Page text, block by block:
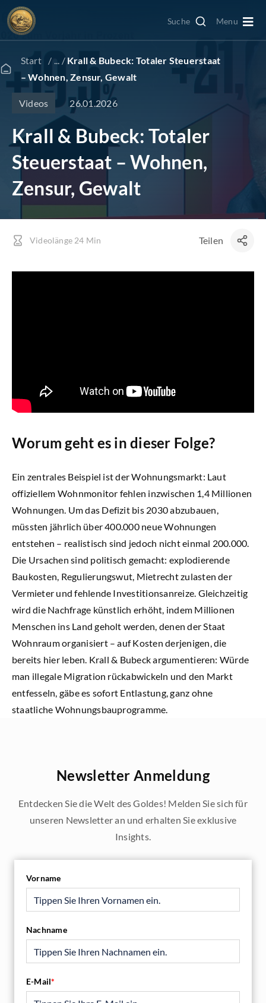
Zum
Inhalt
springen
Suche Menu
Edelmetall kaufen
Edelmetall verkaufen
Goldkonto
Kurse & Charts
Start / ... / Krall & Bubeck: Totaler Steuerstaat
– Wohnen, Zensur, Gewalt
Videos 26.01.2026
Krall & Bubeck: Totaler
Steuerstaat – Wohnen,
Zensur, Gewalt
Videolänge 24 Min Teilen
Worum geht es in dieser Folge?
Ein zentrales Beispiel ist der Wohnungsmarkt: Laut
offiziellem Wohnmonitor fehlen inzwischen 1,4 Millionen
Wohnungen. Um das Defizit bis 2030 abzubauen,
müssten jährlich über 400.000 neue Wohnungen
entstehen – realistisch sind jedoch nicht einmal 200.000.
Die Ursachen sind politisch gemacht: explodierende
Baukosten, Regulierungswut, Mietrecht zulasten der
Vermieter und fehlende Investitionsanreize. Gleichzeitig
wird die Nachfrage künstlich erhöht, indem Millionen
Menschen ins Land geholt werden, denen der Staat
Wohnraum organisiert – auf Kosten derjenigen, die
bereits hier leben. Krall & Bubeck argumentieren: Würde
man illegale Migration rückabwickeln und den Markt
entfesseln, gäbe es sofort Entlastung, ganz ohne
staatliche Wohnungsbauprogramme.
Newsletter Anmeldung
Entdecken Sie die Welt des Goldes! Melden Sie sich für
unseren Newsletter an und erhalten Sie exklusive
Insights.
Vorname
Nachname
E-Mail*